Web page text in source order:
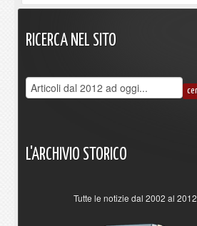
RICERCA NEL SITO
L'ARCHIVIO STORICO
Tutte le notizie dal 2002 al 2012